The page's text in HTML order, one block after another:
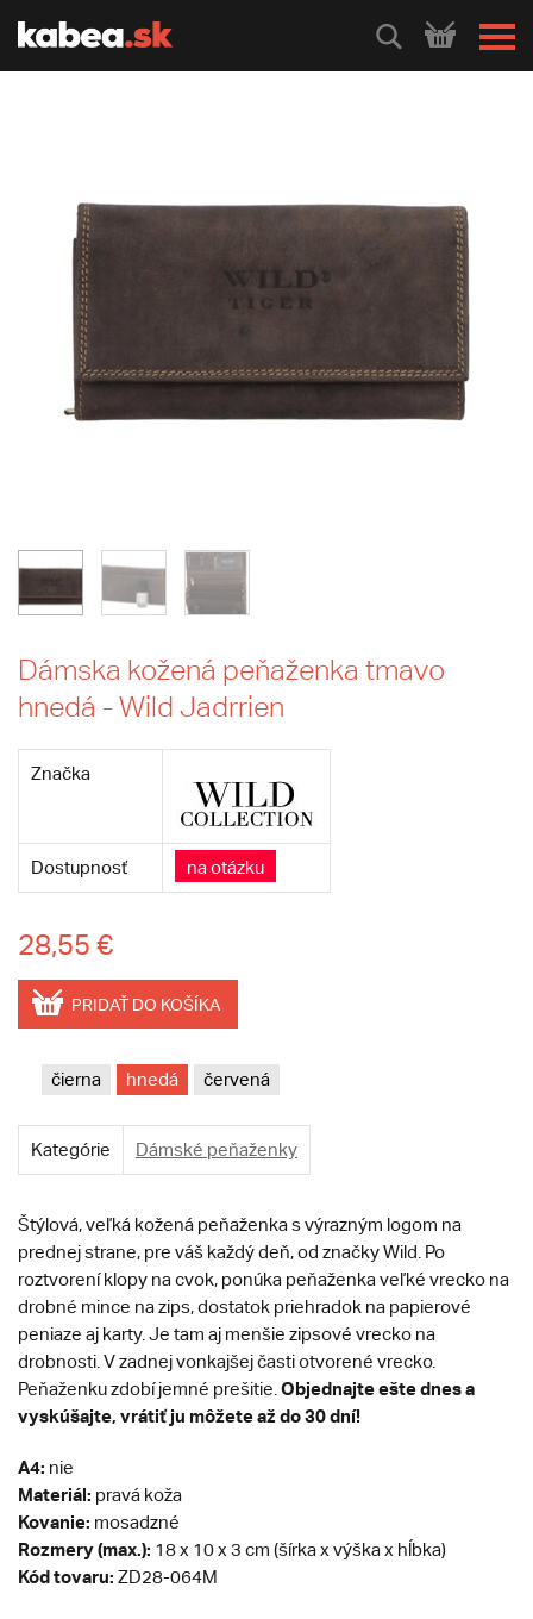
HLEDEJ
Dámska kožená peňaženka tmavo
hnedá - Wild Jadrrien
Značka
Dostupnosť na otázku
28,55 €
PRIDAŤ DO KOŠÍKA
čierna hnedá červená
Kategórie Dámské peňaženky
Štýlová, veľká kožená peňaženka s výrazným logom na
prednej strane, pre váš každý deň, od značky Wild. Po
roztvorení klopy na cvok, ponúka peňaženka veľké vrecko na
drobné mince na zips, dostatok priehradok na papierové
peniaze aj karty. Je tam aj menšie zipsové vrecko na
drobnosti. V zadnej vonkajšej časti otvorené vrecko.
Peňaženku zdobí jemné prešitie. Objednajte ešte dnes a
vyskúšajte, vrátiť ju môžete až do 30 dní!
A4: nie
Materiál: pravá koža
Kovanie: mosadzné
Rozmery (max.): 18 x 10 x 3 cm (šírka x výška x hĺbka)
Kód tovaru: ZD28-064M